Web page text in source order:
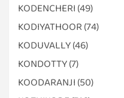
KODENCHERI (49)
KODIYATHOOR (74)
KODUVALLY(46)
KONDOTTY(7)
KOODARANJI (50)